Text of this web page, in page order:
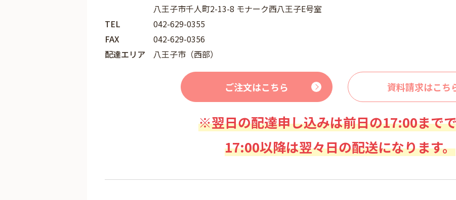
八王子市千人町2-13-8 モナーク西八王子E号室
TEL
042-629-0355
FAX
042-629-0356
配達エリア
八王子市（西部）
ご注文はこちら 資料請求はこち
※翌日の配達申し込みは前日の17:00まで
17:00以降は翌々日の配送になります。